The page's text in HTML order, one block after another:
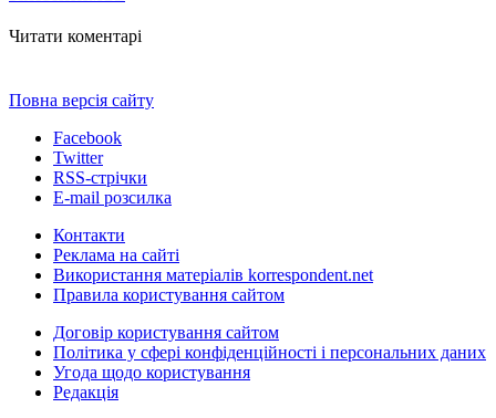
Читати коментарі
Повна версія сайту
Facebook
Twitter
RSS-стрічки
E-mail розсилка
Контакти
Реклама на сайті
Використання матеріалів korrespondent.net
Правила користування сайтом
Договір користування сайтом
Політика у сфері конфіденційності і персональних даних
Угода щодо користування
Редакція